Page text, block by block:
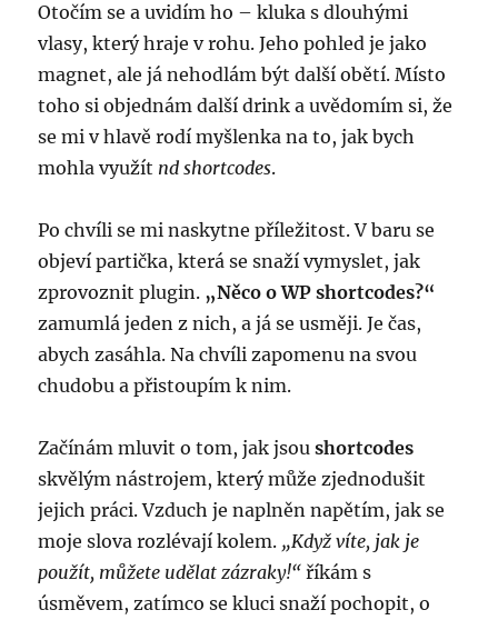
Otočím se a uvidím ho – kluka s dlouhými
vlasy, který hraje v rohu. Jeho pohled je jako
magnet, ale já nehodlám být další obětí. Místo
toho si objednám další drink a uvědomím si, že
se mi v hlavě rodí myšlenka na to, jak bych
mohla využít nd shortcodes.
Po chvíli se mi naskytne příležitost. V baru se
objeví partička, která se snaží vymyslet, jak
zprovoznit plugin. „Něco o WP shortcodes?“
zamumlá jeden z nich, a já se usměji. Je čas,
abych zasáhla. Na chvíli zapomenu na svou
chudobu a přistoupím k nim.
Začínám mluvit o tom, jak jsoushortcodes
skvělým nástrojem, který může zjednodušit
jejich práci. Vzduch je naplněn napětím, jak se
moje slova rozlévají kolem. „Když víte, jak je
použít, můžete udělat zázraky!“ říkám s
úsměvem, zatímco se kluci snaží pochopit, o